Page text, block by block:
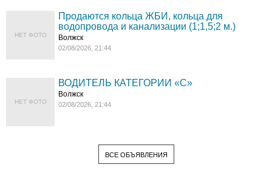
НЕТ ФОТО
Продаются кольца ЖБИ, кольца для
водопровода и канализации (1;1,5;2 м.)
Волжск
02/08/2026, 21:44
НЕТ ФОТО
ВОДИТЕЛЬ КАТЕГОРИИ «C»
Волжск
02/08/2026, 21:44
ВСЕ ОБЪЯВЛЕНИЯ